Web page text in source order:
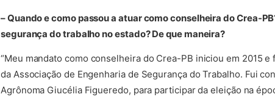
– Quando e como passou a atuar como conselheira do Crea-
segurança do trabalho no estado? De que maneira?
“Meu mandato como conselheira do Crea-PB iniciou em 2015
da Associação de Engenharia de Segurança do Trabalho. Fui
Agrônoma Giucélia Figueredo, para participar da eleição na